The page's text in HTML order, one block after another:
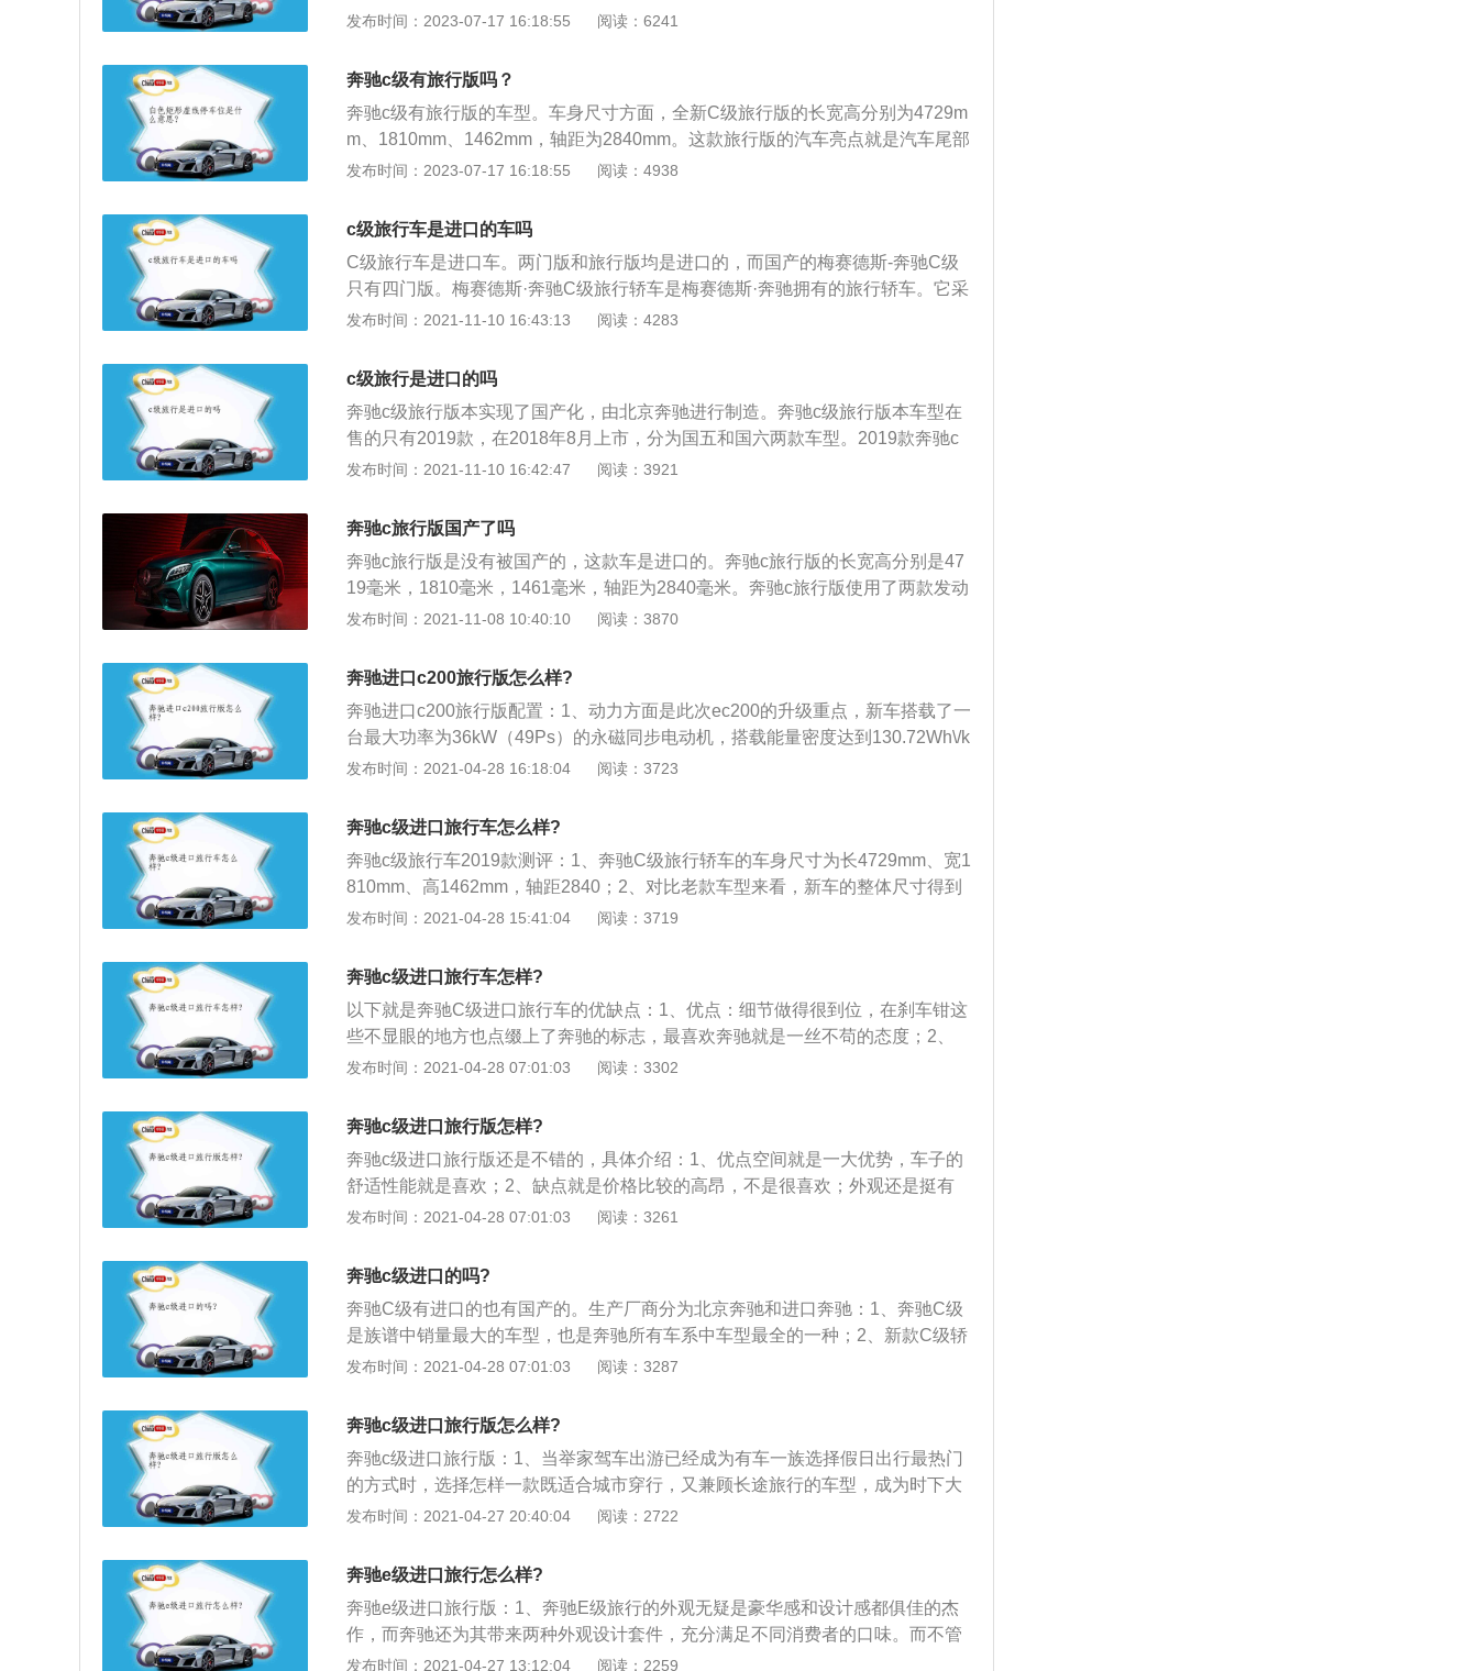
一架中型汽车，这一款车的对标汽车是宝马3系，奥迪a4等汽车。进口奔驰c一共
轮增压发动机，2.0升涡轮增压发动机。2、低功率版1.5升涡轮增压发动机有156
马力和250牛米的最大扭矩，这款发动机的最大功率转速为5700转每分钟，最大
扭矩转速为1500到4000转每分钟。这款发动机配备了缸内直喷技术，而且使用的
是铝合金缸盖缸体。
发布时间：2023-07-17 16:18:55 阅读：6241
奔驰c级有旅行版吗？
奔驰c级有旅行版的车型。车身尺寸方面，全新C级旅行版的长宽高分别为4729m
m、1810mm、1462mm，轴距为2840mm。这款旅行版的汽车亮点就是汽车尾部
的设计，修长的车身和经典的车窗造型比较突出，从汽车的侧面来看，这款车的
大灯可不断计算出理想的光线图像，从而全方位地提供精确的高亮度道路照明，
同时还可避免对其他车辆驾驶员造成不必要的炫目。
发布时间：2023-07-17 16:18:55 阅读：4938
c级旅行车是进口的车吗
C级旅行车是进口车。两门版和旅行版均是进口的，而国产的梅赛德斯-奔驰C级
只有四门版。梅赛德斯·奔驰C级旅行轿车是梅赛德斯·奔驰拥有的旅行轿车。它采
用了梅赛德斯·奔驰品牌的最新家族式风格，与旧车型相比，其车身尺寸得到了全
斯·奔驰c级旅行车总共使用两台发动机，一台是低功率1.5升涡轮增压发动机，另
一台是高功率1.5升涡轮增压发动机。奔驰C级旅行车的低功率版本具有1.5升涡轮
增压发动机，功率为156马力，最大扭矩为250Nm。该发动机可以在1500rpm时
输出最大扭矩，并且可以持续高达4000rpm。该发动机可以5700rpm的速度输出
最大功率。该发动机配备了缸内直喷技术，并使用铝合金缸盖和缸体。9at变速箱
发布时间：2021-11-10 16:43:13 阅读：4283
c级旅行是进口的吗
奔驰c级旅行版本实现了国产化，由北京奔驰进行制造。奔驰c级旅行版本车型在
售的只有2019款，在2018年8月上市，分为国五和国六两款车型。2019款奔驰c
级旅行版本分为两驱和四驱两个车型，售价在28.78万到45.88万之间。四驱版本
一、外观：2019款奔驰c级旅行版本的长、宽、高分别为4719mm、1810mm、1
461mm，轴距为2840mm。2019款奔驰c级旅行版本的外观设计宽宏大气，视觉
效果非常棒，将灵动与舒适浑然挥洒。2019款奔驰c级旅行版本车型使用了AMG
外观运动组件，运动型进气口、镀铬饰件的AMG前裙板以及AMG扩散式外观后裙
板的应用，提高了汽车的运动感和时尚感。二、动力：2019款奔驰c级旅行版本
最大输出功率为135千瓦，最大扭矩为280牛/米，最高车速为233千米/小时，百
公里加速时间为8.4秒，工信部公布的百公里综合油耗为7.5L。1.6L版本发动机的
最大输出功率为115千瓦，最大扭矩为250牛/米，最高车速为217千米/小时，百
最大输出功率为190千瓦，最大扭矩为370牛/米，最高车速为250千米/小时，百
发布时间：2021-11-10 16:42:47 阅读：3921
奔驰c旅行版国产了吗
奔驰c旅行版是没有被国产的，这款车是进口的。奔驰c旅行版的长宽高分别是47
19毫米，1810毫米，1461毫米，轴距为2840毫米。奔驰c旅行版使用了两款发动
机，一款是低功率版1.5升涡轮增压发动机，另一款是高功率版1.5升涡轮增压发
大扭矩，这款发动机的最大功率转速为5700转每分钟，最大扭矩转速为1500到4
000转每分钟。这款发动机搭载了缸内直喷技术，并且使用了铝合金缸盖缸体。
使用铝合金缸盖缸体可以降低发动机的重量，这样可以提高汽车的操控性和燃油
经济性。与这款发动机匹配的是9at变速箱。高功率版1.5升涡轮增压发动机拥有1
84马力和280牛米的最大扭矩，这款发动机的最大功率转速为6100转每分钟，最
喷技术，并且使用了铝合金缸盖缸体。与这款发动机匹配的是9at变速箱。使用9a
t变速箱可以提高汽车的换挡平顺性和燃油经济性。并且9at变速箱的可靠性耐用
性也是比较好的。
发布时间：2021-11-08 10:40:10 阅读：3870
奔驰进口c200旅行版怎么样?
奔驰进口c200旅行版配置：1、动力方面是此次ec200的升级重点，新车搭载了一
台最大功率为36kW（49Ps）的永磁同步电动机，搭载能量密度达到130.72Wh\/k
g的三元锂电池，最大续航里程大于200km，并支持慢充\/快充两种充电方式；
电控系统，针对电控部件进行了集成化设计；3、让高压盒、OBC和DCDC等控
制单元高度集成为PDU，为车辆增加了更多的缓冲空间，对碰撞安全性有一定的
提升作用。
发布时间：2021-04-28 16:18:04 阅读：3723
奔驰c级进口旅行车怎么样?
奔驰c级旅行车2019款测评：1、奔驰C级旅行轿车的车身尺寸为长4729mm、宽1
810mm、高1462mm，轴距2840；2、对比老款车型来看，新车的整体尺寸得到
明显提升，其车长与轴距增加尤为重要，且车内布局更加人性化，老款C级旅行
间布局经过优化，细节之处的储物格增加了日常使用的便利性；4、奔驰C级旅行
轿车的后备厢容积在常态下为490L，后排座椅靠背按4：2：4比例翻倒后，可将
整体容积延展至1510L，且其后备厢内设有12V电源、储物格与网兜等实用设
计。
发布时间：2021-04-28 15:41:04 阅读：3719
奔驰c级进口旅行车怎样?
以下就是奔驰C级进口旅行车的优缺点：1、优点：细节做得很到位，在刹车钳这
些不显眼的地方也点缀上了奔驰的标志，最喜欢奔驰就是一丝不苟的态度；2、
缺点：平托底的方向盘样式和SLS的方向盘一样，不过功能性的拨杆都设置在了
又不拉风，还且马上C要换代了；但性价比还算不错，和欧洲售价相差不大。
发布时间：2021-04-28 07:01:03 阅读：3302
奔驰c级进口旅行版怎样?
奔驰c级进口旅行版还是不错的，具体介绍：1、优点空间就是一大优势，车子的
舒适性能就是喜欢；2、缺点就是价格比较的高昂，不是很喜欢；外观还是挺有
魅力的，就是比较的端庄，非常的有仪态；3、内饰还是保留了原有的豪华魅
发布时间：2021-04-28 07:01:03 阅读：3261
奔驰c级进口的吗?
奔驰C级有进口的也有国产的。生产厂商分为北京奔驰和进口奔驰：1、奔驰C级
是族谱中销量最大的车型，也是奔驰所有车系中车型最全的一种；2、新款C级轿
车配备了主动安全系统、智能化照明系统、预防性安全系统、乘客安全防护系
事故类型和其严重程度采取数项措施：自动关闭发动机，切断燃油供给。危险警
告灯和应急车内灯自动启用，必要时部分降下侧车窗并自动解锁车门。
发布时间：2021-04-28 07:01:03 阅读：3287
奔驰c级进口旅行版怎么样?
奔驰c级进口旅行版：1、当举家驾车出游已经成为有车一族选择假日出行最热门
的方式时，选择怎样一款既适合城市穿行，又兼顾长途旅行的车型，成为时下大
家最热议的话题。以往，SUV因为拥有卓越的操控性能，舒适的驾乘感受，以及
在欧洲非常流行的旅行车也开始被国人所接受，为满足惬意生活提供了另一种选
择。而奔驰即将在北京车展上为消费者带来一款奔驰C级旅行车，从而为豪华汽
车品牌旅行车引入国内开辟了先河；3、奔驰C级旅行车可圈可点的设计无处不
在，一道从A柱一直延伸到尾灯上沿的流畅腰线，勾勒出奔驰C级旅行车的侧身线
发布时间：2021-04-27 20:40:04 阅读：2722
奔驰e级进口旅行怎么样?
奔驰e级进口旅行版：1、奔驰E级旅行的外观无疑是豪华感和设计感都俱佳的杰
作，而奔驰还为其带来两种外观设计套件，充分满足不同消费者的口味。而不管
车型怎么变，我都会对大尺寸logo的运动版设计更加青睐；2、动力方面，新车将
发布时间：2021-04-27 13:12:04 阅读：2259